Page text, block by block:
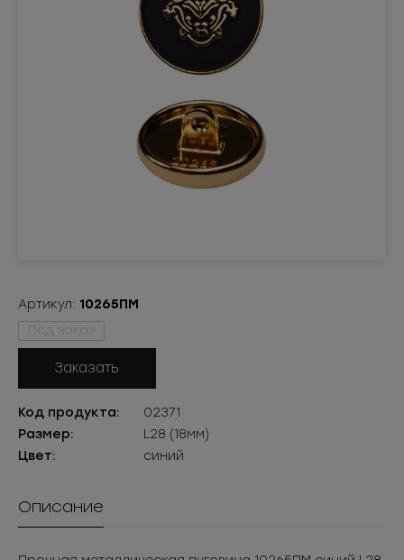
Артикул: 10265ПМ
Под заказ
Заказать
Код продукта:
02371
Размер:
L28 (18мм)
Цвет:
синий
Описание